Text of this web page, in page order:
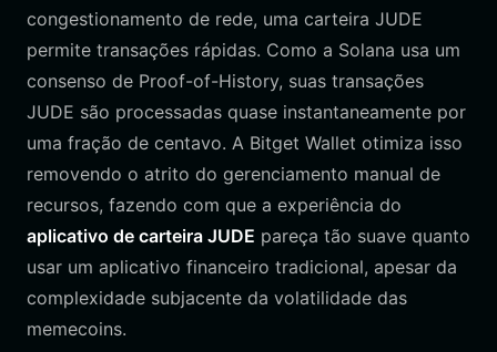
congestionamento de rede, uma carteira JUDE
permite transações rápidas. Como a Solana usa um
consenso de Proof-of-History, suas transações
JUDE são processadas quase instantaneamente por
uma fração de centavo. A Bitget Wallet otimiza isso
removendo o atrito do gerenciamento manual de
recursos, fazendo com que a experiência do
aplicativo de carteira JUDE pareça tão suave quanto
usar um aplicativo financeiro tradicional, apesar da
complexidade subjacente da volatilidade das
memecoins.